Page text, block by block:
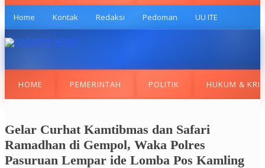
Home Kontak Redaksi Pedoman UU ITE
HOME PEMERINTAH POLITIK HUKUM &
Gelar Curhat Kamtibmas dan Safari
Ramadhan di Gempol, Waka Polres
Pasuruan Lempar ide Lomba Pos Kamling